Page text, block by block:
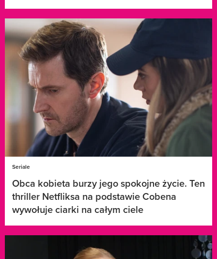
Seriale
Obca kobieta burzy jego spokojne życie. Ten
thriller Netfliksa na podstawie Cobena
wywołuje ciarki na całym ciele